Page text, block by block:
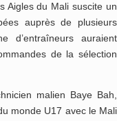
Aigles du Mali suscite un
auprès de plusieurs
d’entraîneurs auraient
de la sélection
malien Baye Bah,
monde U17 avec le Mali